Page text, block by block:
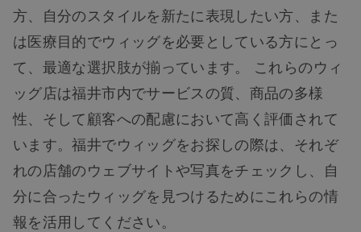
方、自分のスタイルを新たに表現したい方、また
は医療目的でウィッグを必要としている方にとっ
て、最適な選択肢が揃っています。 これらのウィ
ッグ店は福井市内でサービスの質、商品の多様
性、そして顧客への配慮において高く評価されて
います。福井でウィッグをお探しの際は、それぞ
れの店舗のウェブサイトや写真をチェックし、自
分に合ったウィッグを見つけるためにこれらの情
報を活用してください。